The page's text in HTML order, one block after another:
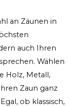
an Zäunen in
auch Ihren
Wählen
Holz, Metall,
Zaun ganz
ob klassisch,